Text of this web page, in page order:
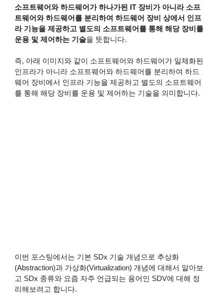
소프트웨어와 하드웨어가 하나가된 IT 장비가 아니라 소프
트웨어와 하드웨어를 분리하여 하드웨어 장비 상에서 인프
라 기능을 제공하고 별도의 소프트웨어를 통해 해당 장비를
운용 및 제어하는 기술을 뜻합니다.
즉, 아래 이미지와 같이 소프트웨어와 하드웨어가 일체화된
인프라가 아니라 소프트웨어와 하드웨어를 분리하여 하드
웨어 장비에서 인프라 기능을 제공하고 별도의 소프트웨어
를 통해 해당 장비를 운용 및 제어하는 기술을 의미합니다.
이번 포스팅에서는 기본 SDx 기술 개념으로 추상화
(Abstraction)과 가상화(Virtualization) 개념에 대해서 알아보
고 SDx 종류와 요즘 자주 언급되는 용어인 SDV에 대해 정
리해보려고 합니다.